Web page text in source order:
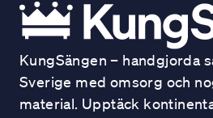
KungSängen – handgjorda
Sverige med omsorg och
material. Upptäck